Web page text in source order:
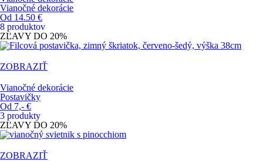
Vianočné dekorácie
Od 14.50 €
8 produktov
ZĽAVY DO 20%
ZOBRAZIŤ
Vianočné dekorácie
Postavičky
Od 7,- €
3 produkty
ZĽAVY DO 20%
ZOBRAZIŤ